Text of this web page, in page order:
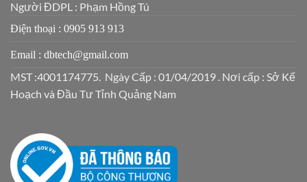
Người ĐDPL : Phạm Hồng Tú
Điện thoại : 0905 913 913
Email : dbtech@gmail.com
MST :4001174775. Ngày Cấp : 01/04/2019 . Nơi cấp : Sở Kế
Hoạch và Đầu Tư Tỉnh Quảng Nam